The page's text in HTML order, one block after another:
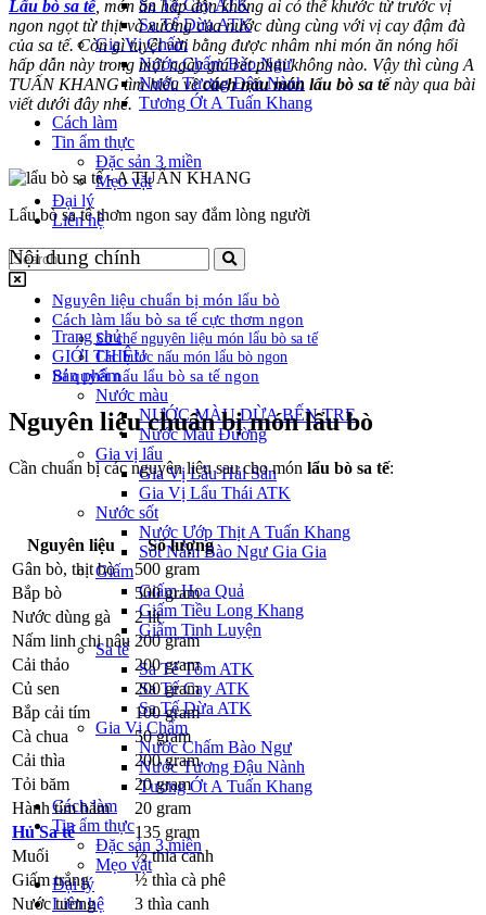
Sa Tế Cay ATK
Sa Tế Dừa ATK
Gia Vị Chấm
Nước Chấm Bào Ngư
Nước Tương Đậu Nành
Tương Ớt A Tuấn Khang
Cách làm
Tin ẩm thực
Đặc sản 3 miền
Mẹo vặt
Đại lý
Liên hệ
Trang chủ
GIỚI THIỆU
Sản phẩm
Nước màu
NƯỚC MÀU DỪA BẾN TRE
Nước Màu Đường
Gia vị lẩu
Gia Vị Lẩu Hải Sản
Gia Vị Lẩu Thái ATK
Nước sốt
Nước Ướp Thịt A Tuấn Khang
Sốt Nấm Bào Ngư Gia Gia
Giấm
Giấm Hoa Quả
Giấm Tiều Long Khang
Giấm Tinh Luyện
Sa tế
Sa Tế Tôm ATK
Sa Tế Cay ATK
Sa Tế Dừa ATK
Gia Vị Chấm
Nước Chấm Bào Ngư
Nước Tương Đậu Nành
Tương Ớt A Tuấn Khang
Cách làm
Tin ẩm thực
Đặc sản 3 miền
Mẹo vặt
Đại lý
Liên hệ
Lẩu bò sa tế, món ăn hấp dẫn không ai có thể khước từ trước vị
ngon ngọt từ thịt và xương của nước dùng cùng với vị cay đậm đà
của sa tế. Còn gì tuyệt vời bằng được nhâm nhi món ăn nóng hổi
hấp dẫn này trong một ngày giá rét phải không nào. Vậy thì cùng A
TUẤN KHANG tìm hiểu vềcách nấu món lẩu bò sa tếnày qua bài
viết dưới đây nhé.
Lẩu bò sa tế thơm ngon say đắm lòng người
Nội dung chính
Nguyên liệu chuẩn bị món lẩu bò
Cách làm lẩu bò sa tế cực thơm ngon
Sơ chế nguyên liệu món lẩu bò sa tế
Các bước nấu món lẩu bò ngon
Bí quyết nấu lẩu bò sa tế ngon
Nguyên liệu chuẩn bị món lẩu bò
Cần chuẩn bị các nguyên liệu sau cho món lẩu bò sa tế:
Nguyên liệu
Số lượng
Gân bò, thịt bò
500 gram
Bắp bò
500 gram
Nước dùng gà
2 lít
Nấm linh chi nâu 200 gram
Cải thảo
200 gram
Củ sen
200 gram
Bắp cải tím
100 gram
Cà chua
50 gram
Cải thìa
200 gram
Tỏi băm
20 gram
Hành tím băm
20 gram
Hủ Sa tế
135 gram
Muối
½ thìa canh
Giấm trắng
½ thìa cà phê
Nước tương
3 thìa canh